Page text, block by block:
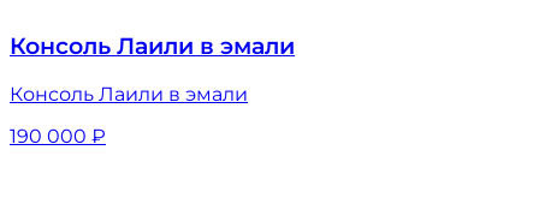
Консоль Лаили в эмали
Консоль Лаили в эмали
190 000 ₽